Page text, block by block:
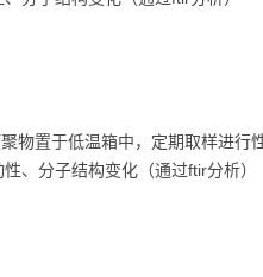
物置于低温箱中，定期取样进行
、分子结构变化（通过ftir分析）